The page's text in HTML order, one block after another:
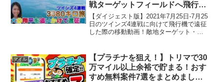
戦ターゲットフィールドへ飛行機
乗り継ぎ旅✈SHOHEI OHTANI
VS TWINS AT TARGET FIELD
【ダイジェスト版】2021年7月25日-7月25
日のツインズ4連戦に向けて飛行機で遠征
した際の移動動画！敵地ターゲット・フ
ム音声付なので実際に観客席から応援し
ている目線...
マイル
【プラチナを狙え！】トリマで30
万マイル以上余裕で貯まる！おす
すめ無料案件7選をまとめまし